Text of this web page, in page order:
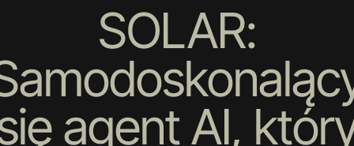
SOLAR:
agent AI,